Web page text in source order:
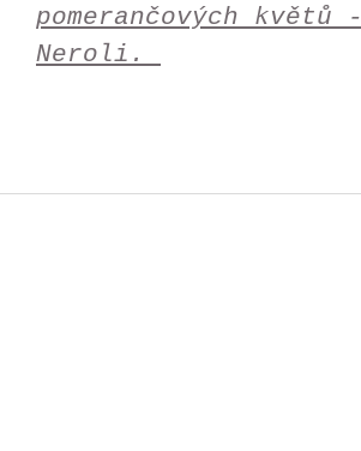
pomerančových květů -
Neroli.
Z